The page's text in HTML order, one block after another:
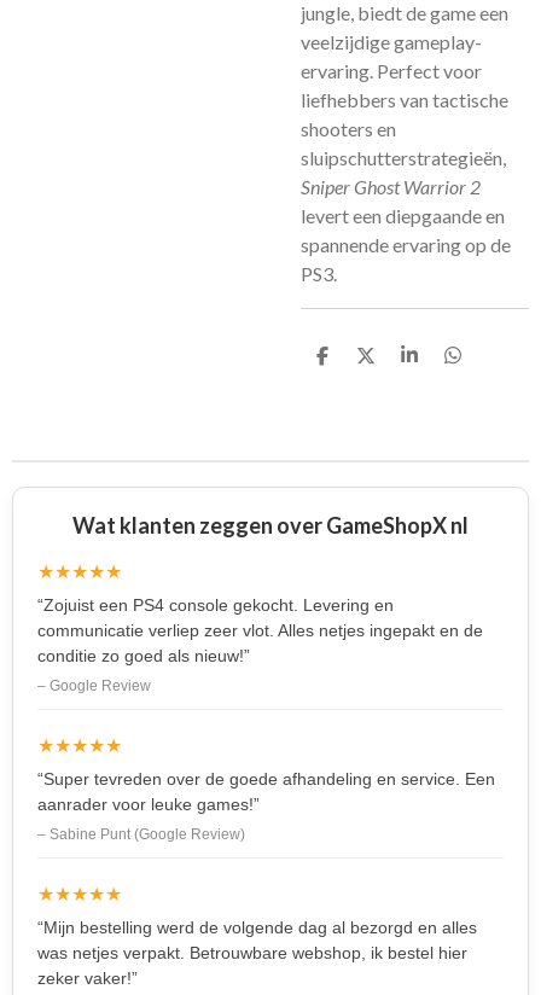
jungle, biedt de game een
veelzijdige gameplay-
ervaring. Perfect voor
liefhebbers van tactische
shooters en
sluipschutterstrategieën,
Sniper Ghost Warrior 2
levert een diepgaande en
spannende ervaring op de
PS3.
D
D
S
D
Wat klanten zeggen over GameShopX nl
★★★★★
“Zojuist een PS4 console gekocht. Levering en
communicatie verliep zeer vlot. Alles netjes ingepakt en de
conditie zo goed als nieuw!”
– Google Review
★★★★★
“Super tevreden over de goede afhandeling en service. Een
aanrader voor leuke games!”
– Sabine Punt (Google Review)
★★★★★
“Mijn bestelling werd de volgende dag al bezorgd en alles
was netjes verpakt. Betrouwbare webshop, ik bestel hier
zeker vaker!”